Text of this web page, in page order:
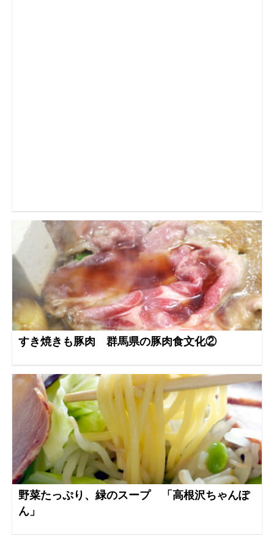
すき焼きも豚肉 群馬県の豚肉食文化②
野菜たっぷり、緑のスープ 「高根沢ちゃんぽ
ん」